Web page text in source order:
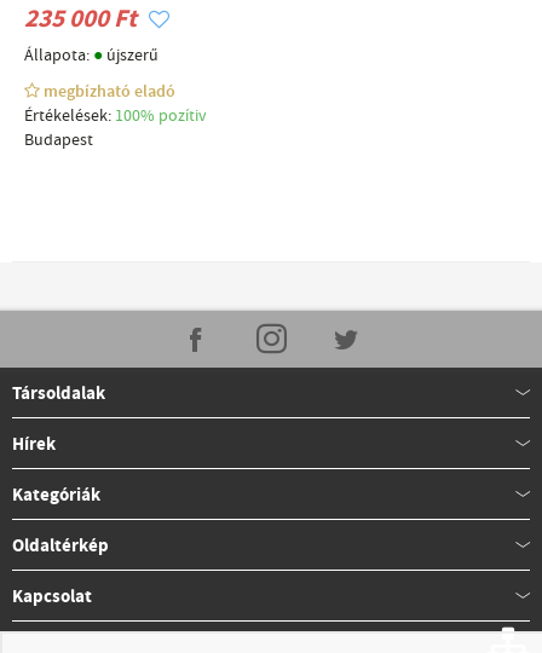
235 000 Ft
Állapota: ● újszerű
megbízható eladó
Értékelések: 100% pozítiv
Budapest
Társoldalak
Hírek
Kategóriák
Oldaltérkép
Kapcsolat